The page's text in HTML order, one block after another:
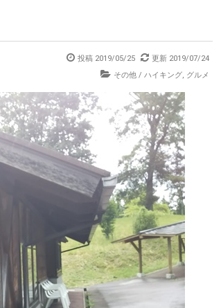
投稿 2019/05/25 更新 2019/07/24
その他 / ハイキング, グルメ